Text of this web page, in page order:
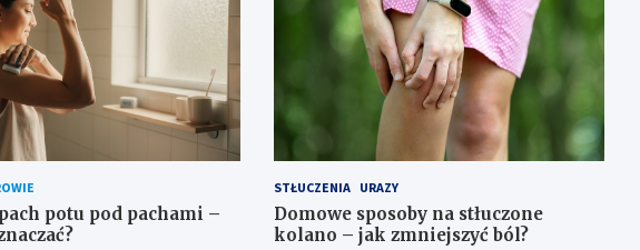
potu pod pachami –
STŁUCZENIA URAZY
Domowe sposoby na stłuczone
kolano – jak zmniejszyć ból?